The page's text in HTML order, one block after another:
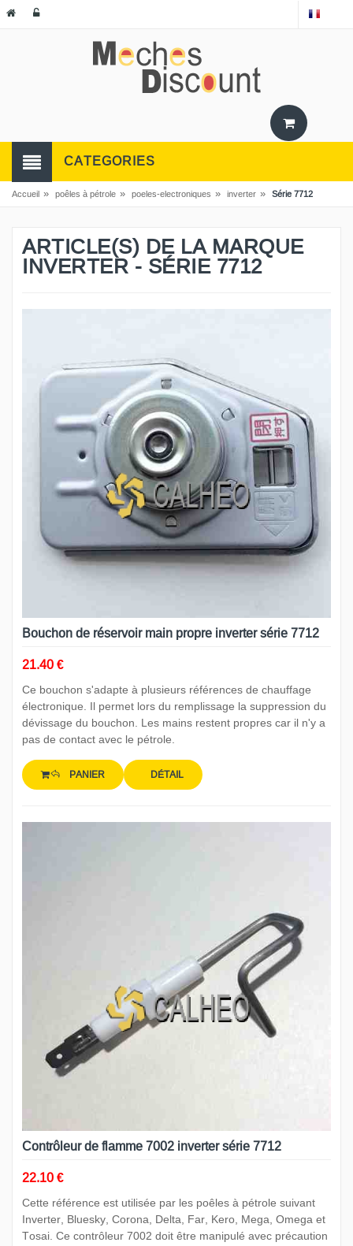
CATEGORIES
Accueil » poêles à pétrole » poeles-electroniques » inverter » Série 7712
ARTICLE(S) DE LA MARQUE
INVERTER - SÉRIE 7712
Bouchon de réservoir main propre inverter série 7712
21.40 €
Ce bouchon s'adapte à plusieurs références de chauffage
électronique. Il permet lors du remplissage la suppression du
dévissage du bouchon. Les mains restent propres car il n'y a
pas de contact avec le pétrole.
PANIER DÉTAIL
Contrôleur de flamme 7002 inverter série 7712
22.10 €
Cette référence est utilisée par les poêles à pétrole suivant
Inverter, Bluesky, Corona, Delta, Far, Kero, Mega, Omega et
Tosai. Ce contrôleur 7002 doit être manipulé avec précaution